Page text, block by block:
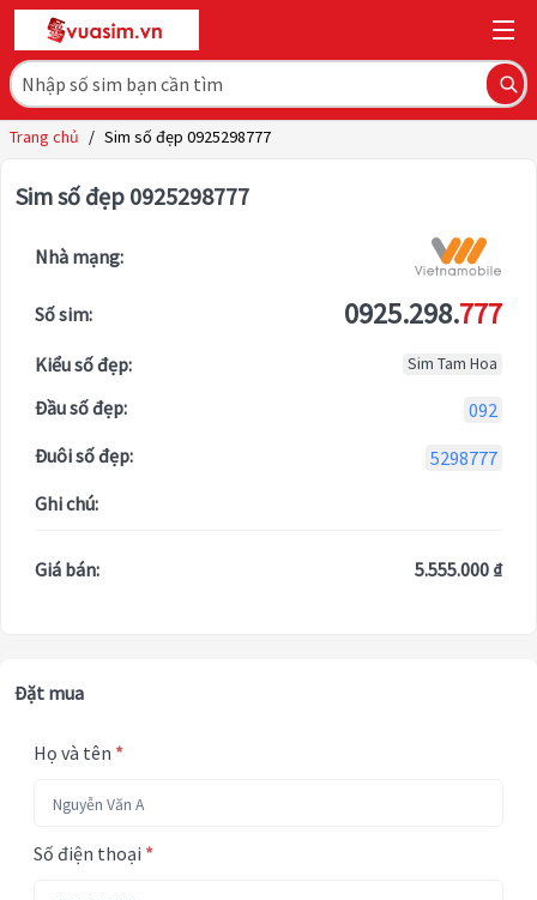
Trang chủ / Sim số đẹp 0925298777
Sim số đẹp 0925298777
Nhà mạng:
Số sim: 0925.298.777
Kiểu số đẹp: Sim Tam Hoa
Đầu số đẹp:
092
Đuôi số đẹp:
5298777
Ghi chú:
Giá bán: 5.555.000 ₫
Đặt mua
Họ và tên *
Số điện thoại *